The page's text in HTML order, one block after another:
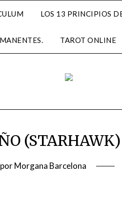
LOS 13 PRINCIPIOS
TAROT ONLINE
(STARHAWK)
porMorgana Barcelona